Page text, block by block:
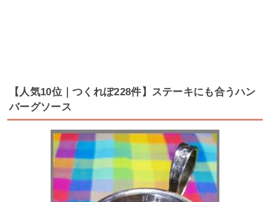
【人気10位｜つくれぽ228件】ステーキにも合うハン
バーグソース